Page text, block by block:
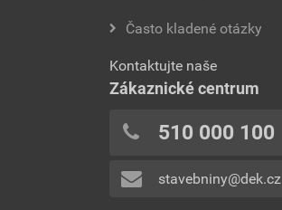
Často kladené otázky
Kontaktujte naše
Zákaznické centrum
510 000 100
stavebniny@dek.cz